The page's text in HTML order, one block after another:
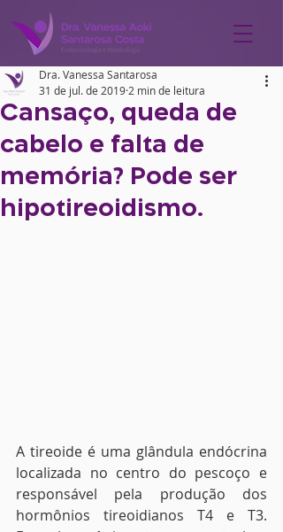
Cansaço, queda de
cabelo e falta de
memória? Pode ser
hipotireoidismo.
Dra. Vanessa Santarosa
31 de jul. de 2019 2 min de leitura
A tireoide é uma glândula endócrina
localizada no centro do pescoço e
responsável pela produção dos
hormônios tireoidianos T4 e T3.